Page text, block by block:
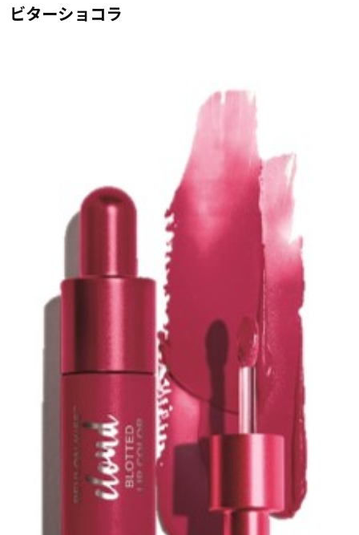
ビターショコラ